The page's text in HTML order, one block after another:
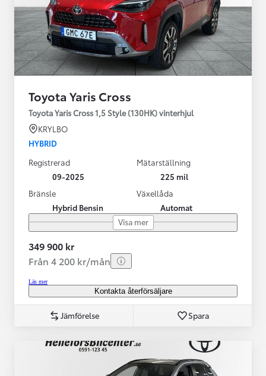
Toyota Yaris Cross
Toyota Yaris Cross 1,5 Style (130HK) vinterhjul
KRYLBO
HYBRID
Registrerad
09-2025
Mätarställning
225 mil
Bränsle
Hybrid Bensin
Växellåda
Automat
Visa mer
349 900 kr
Från 4 200 kr/mån
Läs mer
Kontakta återförsäljare
Jämförelse Spara